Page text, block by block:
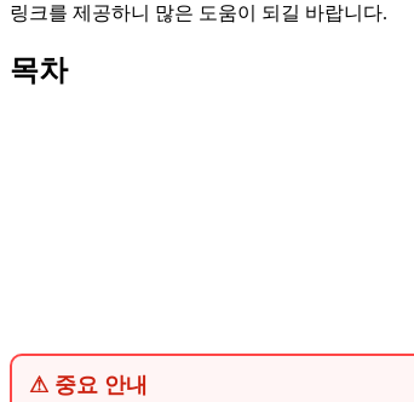
링크를 제공하니 많은 도움이 되길 바랍니다.
목차
⚠ 중요 안내